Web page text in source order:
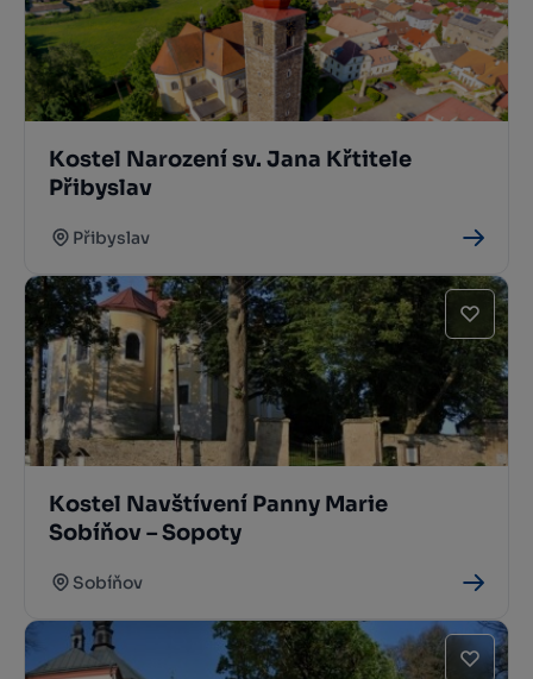
Kostel Narození sv. Jana Křtitele
Přibyslav
Přibyslav
Kostel Navštívení Panny Marie
Sobíňov – Sopoty
Sobíňov